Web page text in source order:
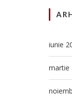
iunie
martie